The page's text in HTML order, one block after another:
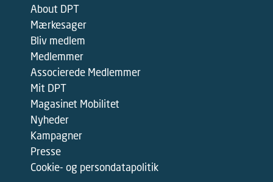
About DPT
Mærkesager
Bliv medlem
Medlemmer
Associerede Medlemmer
Mit DPT
Magasinet Mobilitet
Nyheder
Kampagner
Presse
Cookie- og persondatapolitik